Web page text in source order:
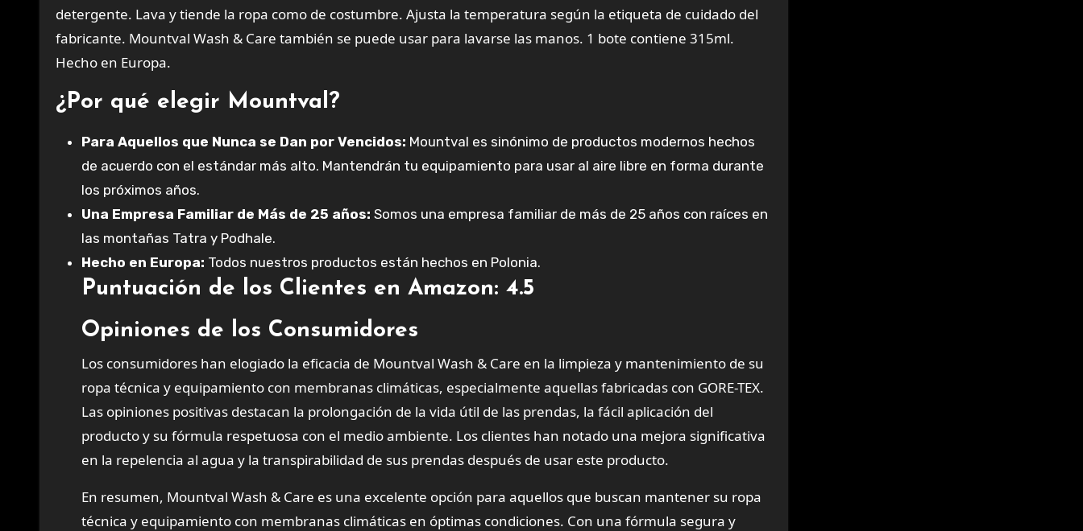
detergente. Lava y tiende la ropa como de costumbre. Ajusta la temperatura según la etiqueta de cuidado del
fabricante. Mountval Wash & Care también se puede usar para lavarse las manos. 1 bote contiene 315ml.
Hecho en Europa.
¿Por qué elegir Mountval?
Para Aquellos que Nunca se Dan por Vencidos: Mountval es sinónimo de productos modernos hechos
de acuerdo con el estándar más alto. Mantendrán tu equipamiento para usar al aire libre en forma durante
los próximos años.
Una Empresa Familiar de Más de 25 años: Somos una empresa familiar de más de 25 años con raíces en
las montañas Tatra y Podhale.
Hecho en Europa: Todos nuestros productos están hechos en Polonia.
Puntuación de los Clientes en Amazon: 4.5
Opiniones de los Consumidores
Los consumidores han elogiado la eficacia de Mountval Wash & Care en la limpieza y mantenimiento de su
ropa técnica y equipamiento con membranas climáticas, especialmente aquellas fabricadas con GORE-TEX.
Las opiniones positivas destacan la prolongación de la vida útil de las prendas, la fácil aplicación del
producto y su fórmula respetuosa con el medio ambiente. Los clientes han notado una mejora significativa
en la repelencia al agua y la transpirabilidad de sus prendas después de usar este producto.
En resumen, Mountval Wash & Care es una excelente opción para aquellos que buscan mantener su ropa
técnica y equipamiento con membranas climáticas en óptimas condiciones. Con una fórmula segura y